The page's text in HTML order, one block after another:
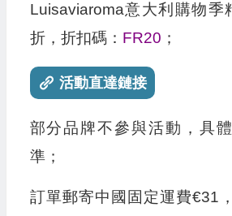
Luisaviaroma意大利購物季
折，折扣碼： FR20 ；
活動直達鏈接
部分品牌不參與活動，具
準；
訂單郵寄中國固定運費€31